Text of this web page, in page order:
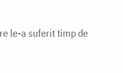
le-a suferit timp de